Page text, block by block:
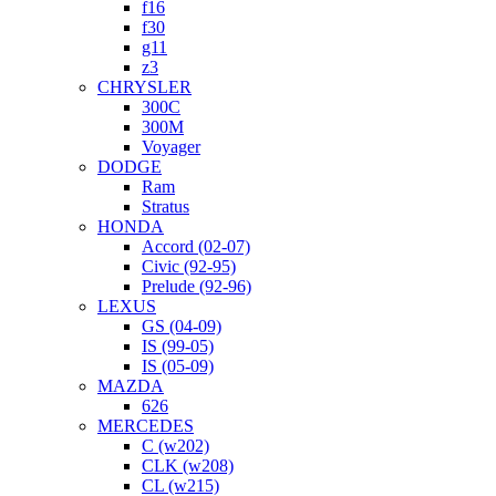
f16
f30
g11
z3
CHRYSLER
300C
300M
Voyager
DODGE
Ram
Stratus
HONDA
Accord (02-07)
Civic (92-95)
Prelude (92-96)
LEXUS
GS (04-09)
IS (99-05)
IS (05-09)
MAZDA
626
MERCEDES
C (w202)
CLK (w208)
CL (w215)